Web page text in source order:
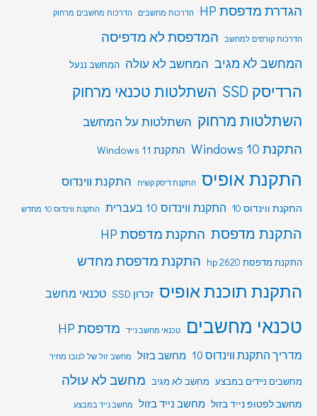
הגדרת מדפסת HP הדרכות מחשבים הדרכות מחשבים מרחוק
הדרכות קורסים למחשב המדפסת לא מדפיסה
המחשב לא מגיב המחשב לא עולה המחשב ננעל
הרדיסק SSD
השתלטות טכנאי מרחוק
השתלטות מרחוק השתלטות על המחשב
התקנת Windows 10 התקנת Windows 11
התקנת אופיס התקנת דיסק קשיח התקנת ווינדוס
התקנת ווינדוס 10 התקנת ווינדוס 10 בעברית התקנת ווינדוס 10 מחדש
התקנת מדפסת התקנת מדפסת HP
התקנת מדפסת hp 2620 התקנת מדפסת מחדש
התקנת תוכנת אופיס זכרון SSD טכנאי מחשב
טכנאי מחשבים טכנאי מחשב נייד מדפסת HP
מדריך התקנת ווינדוס 10 מחשב בזול מחשב זול של לנובו מחיר
מחשבים ניידים במבצע מחשב לא מגיב מחשב לא עולה
מחשב לפטופ נייד בזול מחשב נייד בזול מחשב נייד במבצע